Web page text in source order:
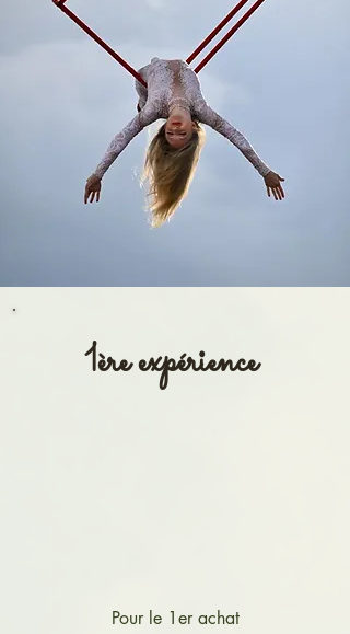
1ère expérience
Pour le 1er achat